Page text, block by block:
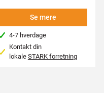
Se mere
4-7 hverdage
Kontakt din
lokale STARK forretning